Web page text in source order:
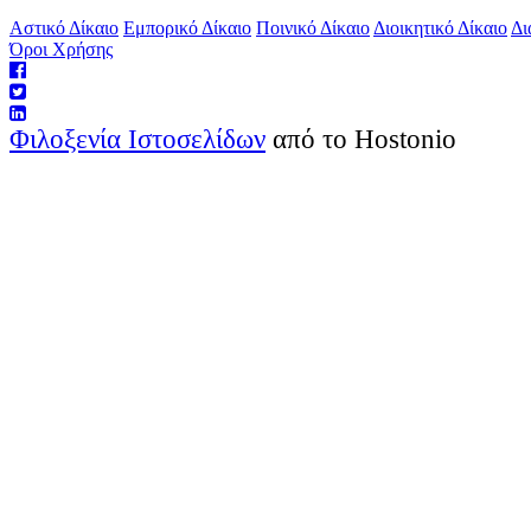
Αστικό Δίκαιο Εμπορικό Δίκαιο Ποινικό Δίκαιο Διοικητικό Δίκαιο
Όροι Χρήσης
Φιλοξενία Ιστοσελίδων από το Hostonio